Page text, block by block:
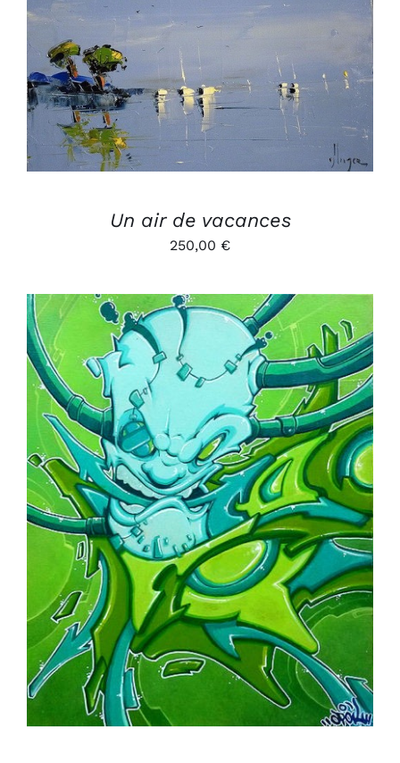
AJOUTER AU PANIER
DÉTAILS
Un air de vacances
250,00 €
AJOUTER AU PANIER
/
DÉTAILS